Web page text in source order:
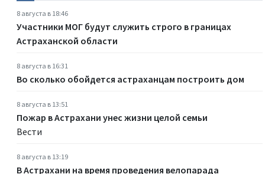
8 августа в 18:46
Участники МОГ будут служить строго в границах
Астраханской области
8 августа в 16:31
Во сколько обойдется астраханцам построить дом
8 августа в 13:51
Пожар в Астрахани унес жизни целой семьи
Вести
8 августа в 13:19
В Астрахани на время проведения велопарада